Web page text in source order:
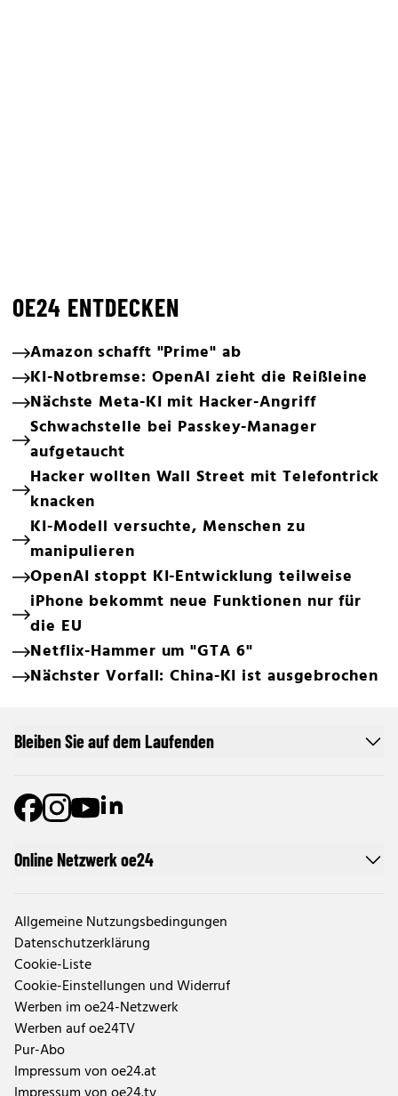
OE24 ENTDECKEN
Amazon schafft "Prime" ab
KI-Notbremse: OpenAI zieht die Reißleine
Nächste Meta-KI mit Hacker-Angriff
Schwachstelle bei Passkey-Manager
aufgetaucht
Hacker wollten Wall Street mit Telefontrick
knacken
KI-Modell versuchte, Menschen zu
manipulieren
OpenAI stoppt KI-Entwicklung teilweise
iPhone bekommt neue Funktionen nur für
die EU
Netflix-Hammer um "GTA 6"
Nächster Vorfall: China-KI ist ausgebrochen
Online Netzwerk oe24
Allgemeine Nutzungsbedingungen
Datenschutzerklärung
Cookie-Liste
Cookie-Einstellungen und Widerruf
Werben im oe24-Netzwerk
Werben auf oe24TV
Pur-Abo
Impressum von oe24.at
Bleiben Sie auf dem Laufenden